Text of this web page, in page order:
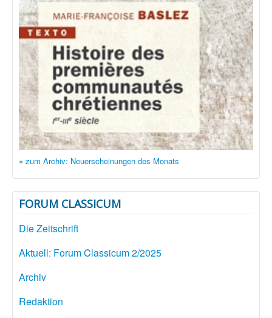
» zum Archiv: Neuerscheinungen des Monats
FORUM CLASSICUM
Die Zeitschrift
Aktuell: Forum Classicum 2/2025
Archiv
Redaktion